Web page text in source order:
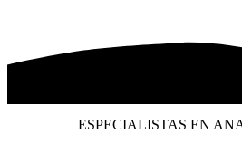
ESPECIALISTAS EN